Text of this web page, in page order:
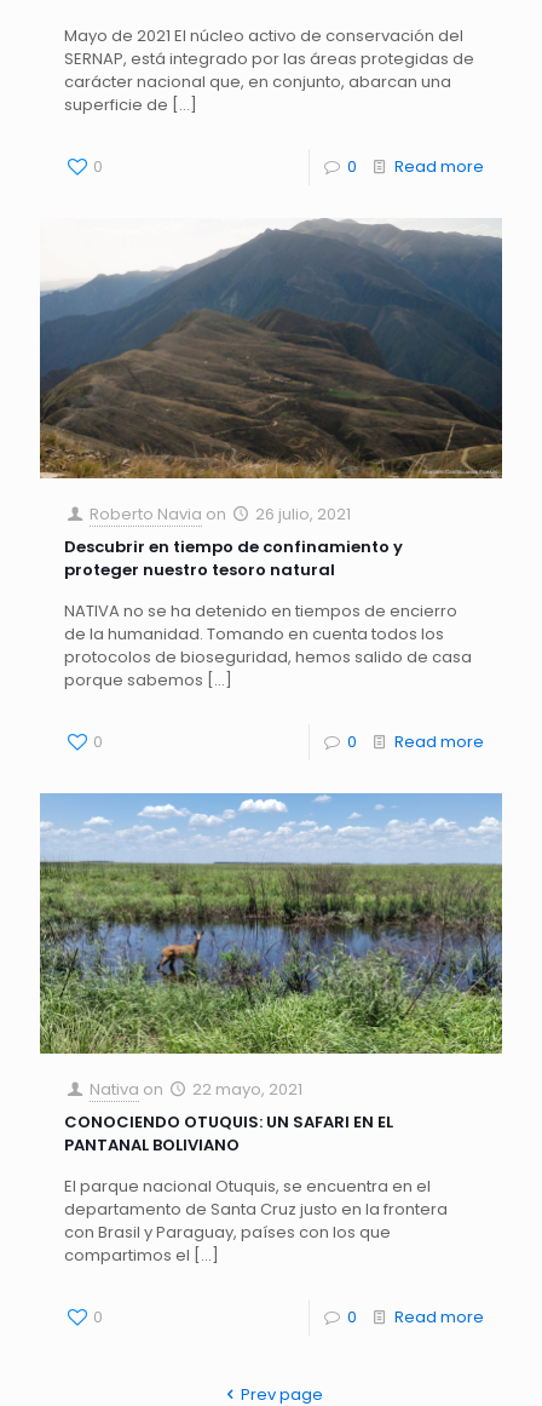
Mayo de 2021 El núcleo activo de conservación del
SERNAP, está integrado por las áreas protegidas de
carácter nacional que, en conjunto, abarcan una
superficie de […]
0 0 Read more
Roberto Navia on
26 julio, 2021
Descubrir en tiempo de confinamiento y
proteger nuestro tesoro natural
NATIVA no se ha detenido en tiempos de encierro
de la humanidad. Tomando en cuenta todos los
protocolos de bioseguridad, hemos salido de casa
porque sabemos […]
0 0 Read more
Nativa on
22 mayo, 2021
CONOCIENDO OTUQUIS: UN SAFARI EN EL
PANTANAL BOLIVIANO
El parque nacional Otuquis, se encuentra en el
departamento de Santa Cruz justo en la frontera
con Brasil y Paraguay, países con los que
compartimos el […]
0 0 Read more
Prev page